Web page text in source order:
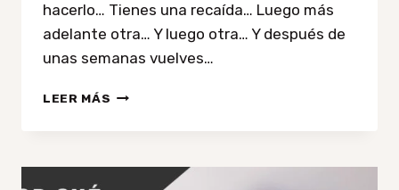
hacerlo… Tienes una recaída… Luego más
adelante otra… Y luego otra… Y después de
unas semanas vuelves…
LEER MÁS QUÉ
Y